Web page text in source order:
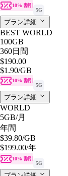
10% 割引
5G
プラン詳細
BEST WORLD
100GB
360日間
$190.00
$1.90/GB
10% 割引
5G
プラン詳細
WORLD
5GB/月
年間
$39.80/GB
$199.00/年
10% 割引
5G